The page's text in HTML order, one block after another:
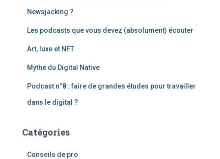
Newsjacking ?
Les podcasts que vous devez (absolument) écouter
Art, luxe et NFT
Mythe du Digital Native
Podcast n°8 : faire de grandes études pour travailler
dans le digital ?
Catégories
Conseils de pro